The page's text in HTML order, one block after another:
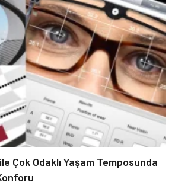
Çok Odaklı Yaşam Temposunda